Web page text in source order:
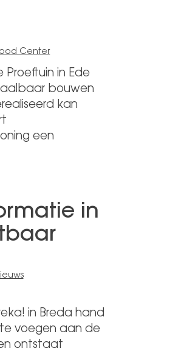
Center
in Ede
bouwen
kan
een
in
in Breda hand
voegen aan de
ontstaat